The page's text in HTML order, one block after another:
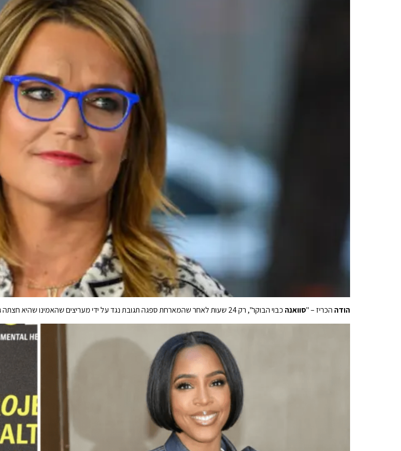
הודה הכריז – "סוואנה כבוי הבוקר", רק 24 שעות לאחר שהמארחת ספגה תגובת נגד על ידי מעריצים שהאמינו שהיא חצתה גבול במהלך הראיון שלה עם